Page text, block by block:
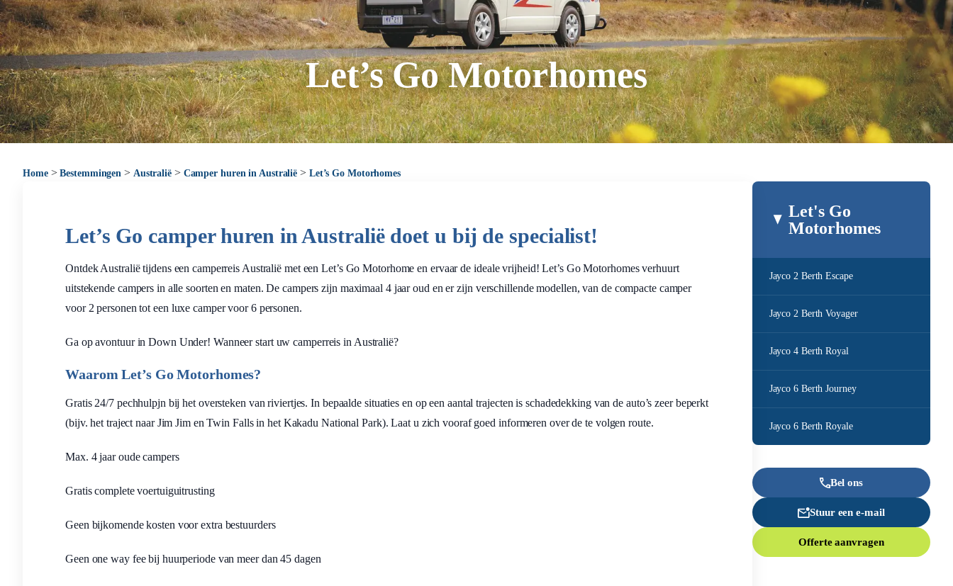
Let’s Go Motorhomes
Home>Bestemmingen > Australië> Camper huren in Australië > Let’s Go Motorhomes
Let's Go
Motorhomes
Jayco 2 Berth Escape
Jayco 2 Berth Voyager
Jayco 4 Berth Royal
Jayco 6 Berth Journey
Jayco 6 Berth Royale
Bel ons
Stuur een e-mail
Offerte aanvragen
Let’s Go camper huren in Australië doet u bij de specialist!
Ontdek Australië tijdens een camperreis Australië met een Let’s Go Motorhome en ervaar de ideale vrijheid! Let’s Go Motorhomes verhuurt
uitstekende campers in alle soorten en maten. De campers zijn maximaal 4 jaar oud en er zijn verschillende modellen, van de compacte camper
voor 2 personen tot een luxe camper voor 6 personen.
Ga op avontuur in Down Under! Wanneer start uw camperreis in Australië?
Waarom Let’s Go Motorhomes?
Gratis 24/7 pechhulpjn bij het oversteken van riviertjes. In bepaalde situaties en op een aantal trajecten is schadedekking van de auto’s zeer beperkt
(bijv. het traject naar Jim Jim en Twin Falls in het Kakadu National Park). Laat u zich vooraf goed informeren over de te volgen route.
Max. 4 jaar oude campers
Gratis complete voertuiguitrusting
Geen bijkomende kosten voor extra bestuurders
Geen one way fee bij huurperiode van meer dan 45 dagen